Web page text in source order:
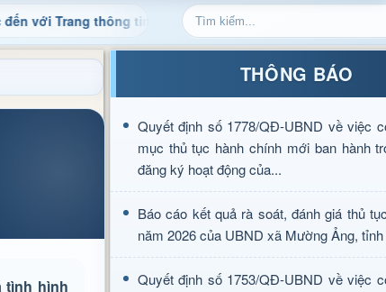
thông tin điện tử xã Mường Ảng
tình hình
THÔNG BÁO
Quyết định số 1778/QĐ-UBND về việc
mục thủ tục hành chính mới ban hành
đăng ký hoạt động của...
Báo cáo kết quả rà soát, đánh giá thủ
năm 2026 của UBND xã Mường Ảng,
Quyết định số 1753/QĐ-UBND về việc